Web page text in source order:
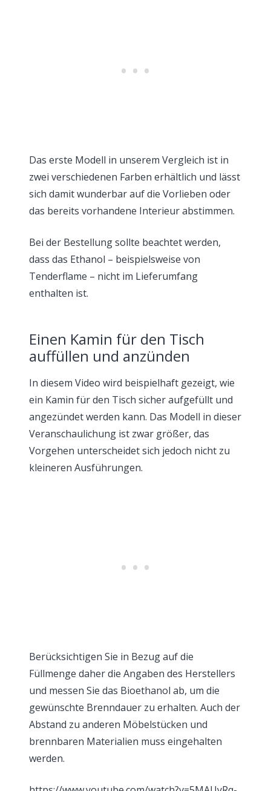
Das erste Modell in unserem Vergleich ist in
zwei verschiedenen Farben erhältlich und lässt
sich damit wunderbar auf die Vorlieben oder
das bereits vorhandene Interieur abstimmen.
Bei der Bestellung sollte beachtet werden,
dass das Ethanol – beispielsweise von
Tenderflame – nicht im Lieferumfang
enthalten ist.
Einen Kamin für den Tisch
auffüllen und anzünden
In diesem Video wird beispielhaft gezeigt, wie
ein Kamin für den Tisch sicher aufgefüllt und
angezündet werden kann. Das Modell in dieser
Veranschaulichung ist zwar größer, das
Vorgehen unterscheidet sich jedoch nicht zu
kleineren Ausführungen.
Berücksichtigen Sie in Bezug auf die
Füllmenge daher die Angaben des Herstellers
und messen Sie das Bioethanol ab, um die
gewünschte Brenndauer zu erhalten. Auch der
Abstand zu anderen Möbelstücken und
brennbaren Materialien muss eingehalten
werden.